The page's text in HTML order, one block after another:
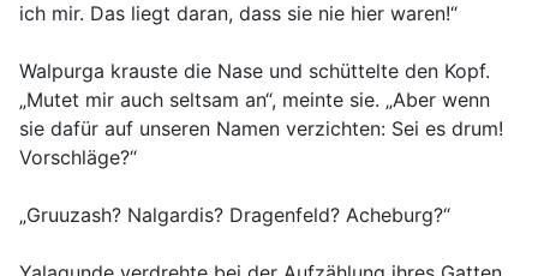
ich mir. Das liegt daran, dass sie nie hier waren!“
Walpurga krauste die Nase und schüttelte den Kopf.
„Mutet mir auch seltsam an“, meinte sie. „Aber wenn
sie dafür auf unseren Namen verzichten: Sei es drum!
Vorschläge?“
„Gruuzash? Nalgardis? Dragenfeld? Acheburg?“